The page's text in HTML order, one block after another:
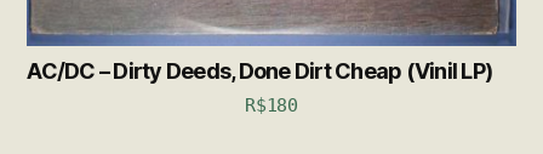
AC/DC – Dirty Deeds, Done Dirt Cheap (Vinil LP)
R$180